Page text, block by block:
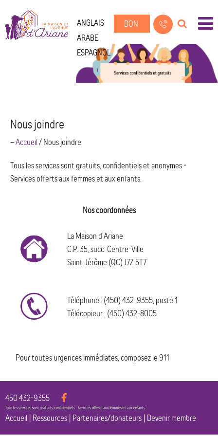
ANGLAIS
ARABE
ESPAGNOL
DON
Nous joindre
--Accueil/Nous joindre
Tous les services sont gratuits, confidentiels et anonymes •
Services offerts aux femmes et aux enfants.
Nos coordonnées
La Maison d’Ariane
C.P. 35, succ. Centre-Ville
Saint-Jérôme (QC) J7Z 5T7
Téléphone : (450) 432-9355, poste 1
Télécopieur : (450) 432-8005
Pour toutes urgences immédiates, composez le 911
450 432-9355
Tous les services sont gratuits, confidentiels • Services offerts aux femmes et aux enfants
Accueil | Ressources | Partenaires/donateurs | Devenir membre